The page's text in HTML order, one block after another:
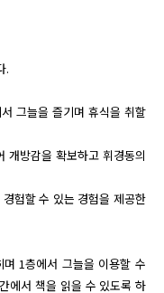
.
그늘을 즐기며 휴식을 취할
개방감을 확보하고 휘경동의
험할 수 있는 경험을 제공한
1층에서 그늘을 이용할 수
에서 책을 읽을 수 있도록 하